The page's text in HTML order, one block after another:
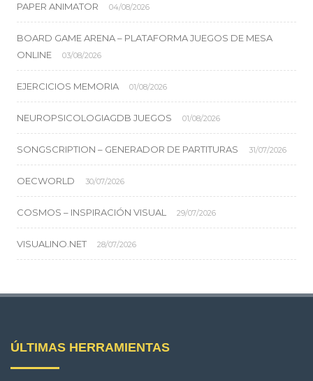
PAPER ANIMATOR 04/08/2026
BOARD GAME ARENA – PLATAFORMA JUEGOS DE MESA
ONLINE
03/08/2026
EJERCICIOS MEMORIA 01/08/2026
NEUROPSICOLOGIAGDB JUEGOS 01/08/2026
SONGSCRIPTION – GENERADOR DE PARTITURAS 31/07/2026
OECWORLD 30/07/2026
COSMOS – INSPIRACIÓN VISUAL 29/07/2026
VISUALINO.NET 28/07/2026
ÚLTIMAS HERRAMIENTAS